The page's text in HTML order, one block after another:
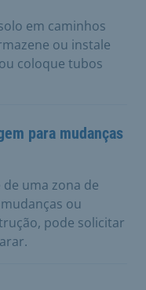
em caminhos
ou instale
coloque tubos
para mudanças
uma zona de
ou
pode solicitar